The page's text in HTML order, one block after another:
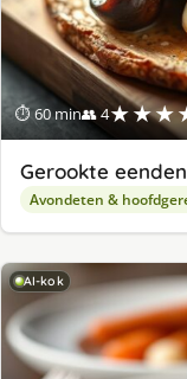
⏱ 60 min👥 4
Gerookte
Avondeten &
AI-kok